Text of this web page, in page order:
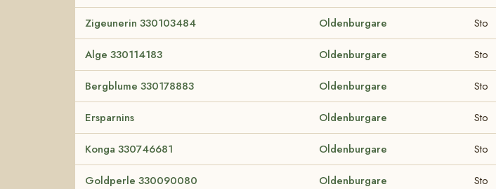
Zigeunerin 330103484 Oldenburgare Sto
Alge 330114183 Oldenburgare Sto
Bergblume 330178883 Oldenburgare Sto
Ersparnins Oldenburgare Sto
Konga 330746681 Oldenburgare Sto
Goldperle 330090080 Oldenburgare Sto